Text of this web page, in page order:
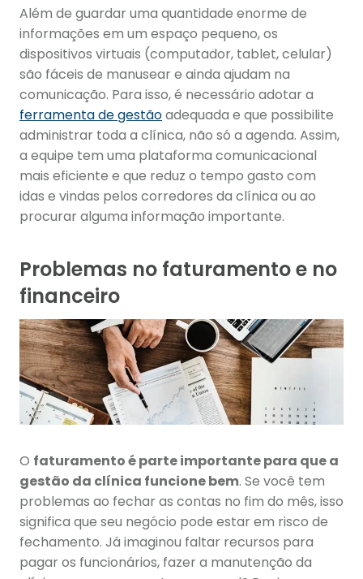
Além de guardar uma quantidade enorme de
informações em um espaço pequeno, os
dispositivos virtuais (computador, tablet, celular)
são fáceis de manusear e ainda ajudam na
comunicação. Para isso, é necessário adotar a
ferramenta de gestãoadequada e que possibilite
administrar toda a clínica, não só a agenda. Assim,
a equipe tem uma plataforma comunicacional
mais eficiente e que reduz o tempo gasto com
idas e vindas pelos corredores da clínica ou ao
procurar alguma informação importante.
Problemas no faturamento e no
financeiro
O faturamento é parte importante para que a
gestão da clínica funcione bem. Se você tem
problemas ao fechar as contas no fim do mês, isso
significa que seu negócio pode estar em risco de
fechamento. Já imaginou faltar recursos para
pagar os funcionários, fazer a manutenção da